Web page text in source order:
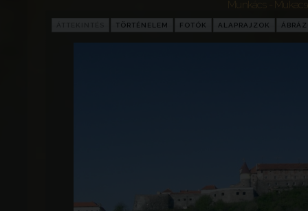
Munkács -
TÖRTÉNELEM FOTÓK ALAPRAJZOK